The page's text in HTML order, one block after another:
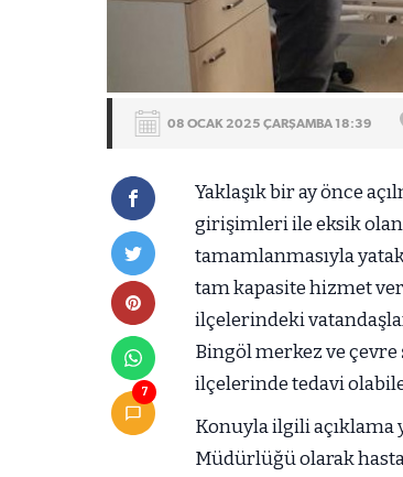
08 OCAK 2025 ÇARŞAMBA 18:39
7
Yaklaşık bir ay önce
girişimleri ile eksik olan
tamamlanmasıyla
tam kapasite hizmet
ilçelerindeki
Bingöl merkez ve
ilçelerinde tedavi
Konuyla ilgili açıklama
Müdürlüğü olarak